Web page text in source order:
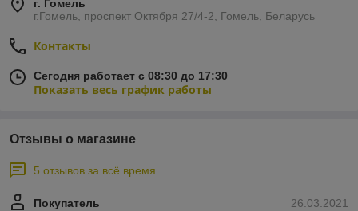
г. Гомель
г.Гомель, проспект Октября 27/4-2, Гомель, Беларусь
Контакты
Сегодня работает с 08:30 до 17:30
Показать весь график работы
Отзывы о магазине
5 отзывов за всё время
26.03.2021
Покупатель